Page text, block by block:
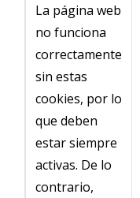
La página web
no funciona
correctamente
sin estas
cookies, por lo
que deben
estar siempre
activas. De lo
contrario,